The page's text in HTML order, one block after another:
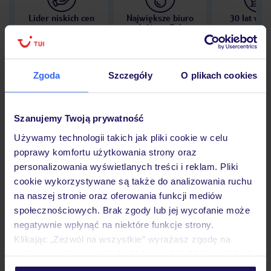
Zgoda Szczegóły O plikach cookies
Szanujemy Twoją prywatność
Używamy technologii takich jak pliki cookie w celu
poprawy komfortu użytkowania strony oraz
personalizowania wyświetlanych treści i reklam. Pliki
cookie wykorzystywane są także do analizowania ruchu
na naszej stronie oraz oferowania funkcji mediów
społecznościowych. Brak zgody lub jej wycofanie może
negatywnie wpłynąć na niektóre funkcje strony.
Klikając „Zezwól na wszystkie” wyrażasz zgodę na
personalizować swój wybór wchodząc w zakładkę
Lider niskich cen
Największe biuro
podróży w Polsce
30 lat w
Opinie
Pokoje
Wyżywienie